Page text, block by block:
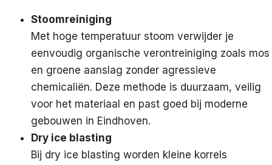
Stoomreiniging
Met hoge temperatuur stoom verwijder je
eenvoudig organische verontreiniging zoals mos
en groene aanslag zonder agressieve
chemicaliën. Deze methode is duurzaam, veilig
voor het materiaal en past goed bij moderne
gebouwen in Eindhoven.
Dry ice blasting
Bij dry ice blasting worden kleine korrels